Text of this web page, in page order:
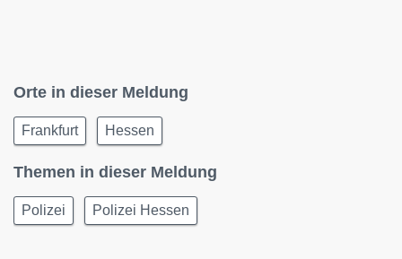
Orte in dieser Meldung
Frankfurt Hessen
Themen in dieser Meldung
Polizei Polizei Hessen